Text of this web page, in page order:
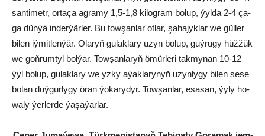
san­ti­metr, or­ta­ça ag­ra­my 1,5-1,8 ki­log­ram bo­lup, ýyl­da 2-4 ça­
ga dün­ýä in­der­ýär­ler. Bu tow­şan­lar ot­lar, şa­ha­jyk­lar we gül­ler
bi­len iý­mit­len­ýär. Ola­ryň gu­lak­la­ry uzyn bo­lup, guý­ru­gy hüž­žük
we goň­rum­tyl bol­ýar. Tow­şan­la­ryň ömür­le­ri tak­my­nan 10-12
ýyl bo­lup, gu­lak­la­ry we yz­ky aýak­la­ry­nyň uzyn­ly­gy bi­len se­se
bo­lan duý­gur­ly­gy örän ýo­ka­ry­dyr. Tow­şan­lar, esa­san, ýy­ly ho­
wa­ly ýer­ler­de ýa­şa­ýar­lar.